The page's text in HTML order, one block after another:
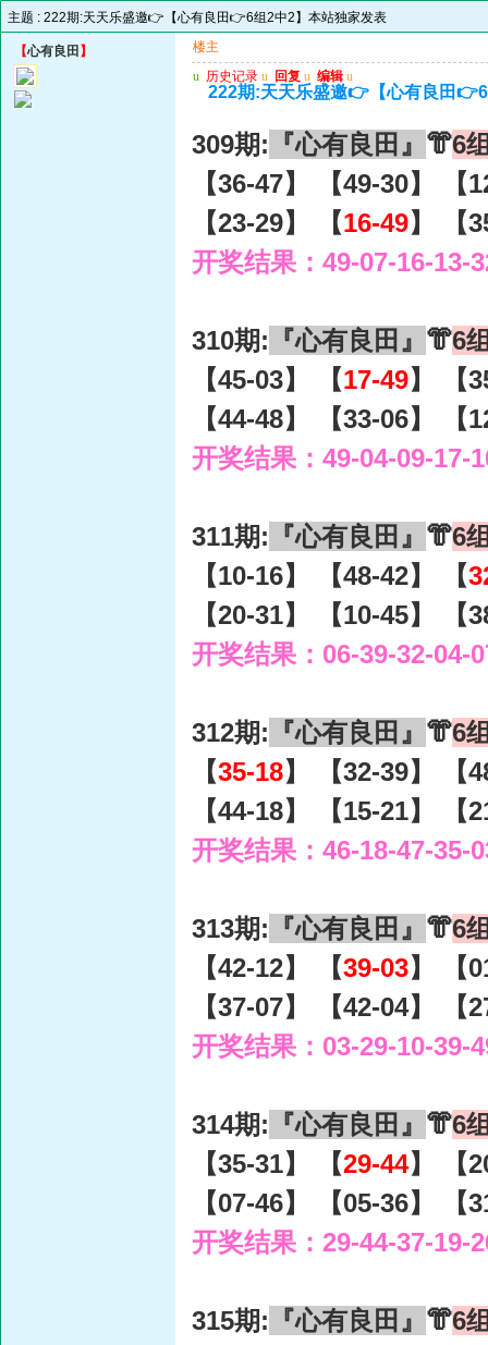
主题 : 222期:天天乐盛邀👉【心有良田👉6组2中2】本站独家发表
【心有良田 】
楼主
u 历史记录 u 回复 u 编辑 u
222期:天天乐盛邀👉【心有良田
309期: 『心有良田』 👘6
【36-47】 【49-30】 【
【23-29】 【16-49】 【
开奖结果：49-07-16-13-
310期: 『心有良田』 👘6
【45-03】 【17-49】 【
【44-48】 【33-06】 【
开奖结果：49-04-09-17-
311期: 『心有良田』 👘6
【10-16】 【48-42】 【
【20-31】 【10-45】 【
开奖结果：06-39-32-04-
312期: 『心有良田』 👘6
【35-18】 【32-39】 【
【44-18】 【15-21】 【
开奖结果：46-18-47-35-
313期: 『心有良田』 👘6
【42-12】 【39-03】 【
【37-07】 【42-04】 【
开奖结果：03-29-10-39-
314期: 『心有良田』 👘6
【35-31】 【29-44】 【
【07-46】 【05-36】 【
开奖结果：29-44-37-19-
315期: 『心有良田』 👘6